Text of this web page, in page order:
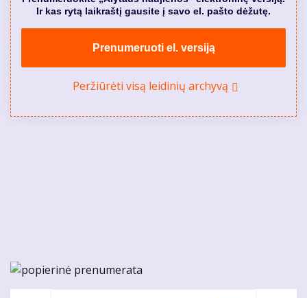
Ir kas rytą laikraštį gausite į savo el. pašto dėžutę.
Prenumeruoti el. versiją
Peržiūrėti visą leidinių archyvą